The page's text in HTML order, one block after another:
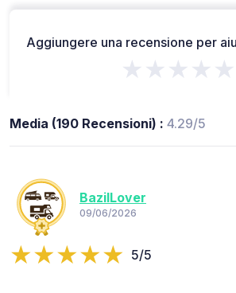
Aggiungere una recensione per
★★★★★
Media (190 Recensioni) : 4.29/5
BazilLover
09/06/2026
5/5